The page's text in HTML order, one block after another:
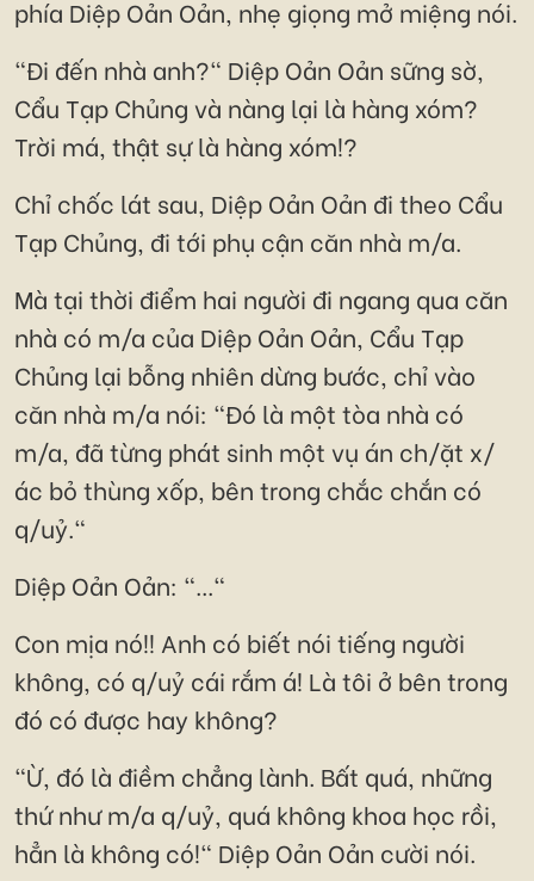
phía Diệp Oản Oản, nhẹ giọng mở miệng nói.
"Đi đến nhà anh?" Diệp Oản Oản sững sờ,
Cẩu Tạp Chủng và nàng lại là hàng xóm?
Trời má, thật sự là hàng xóm!?
Chỉ chốc lát sau, Diệp Oản Oản đi theo Cẩu
Tạp Chủng, đi tới phụ cận căn nhà m/a.
Mà tại thời điểm hai người đi ngang qua căn
nhà có m/a của Diệp Oản Oản, Cẩu Tạp
Chủng lại bỗng nhiên dừng bước, chỉ vào
căn nhà m/a nói: "Đó là một tòa nhà có
m/a, đã từng phát sinh một vụ án ch/ặt x/
ác bỏ thùng xốp, bên trong chắc chắn có
q/uỷ."
Diệp Oản Oản: "..."
Con mịa nó!! Anh có biết nói tiếng người
không, có q/uỷ cái rắm á! Là tôi ở bên trong
đó có được hay không?
"Ừ, đó là điềm chẳng lành. Bất quá, những
thứ như m/a q/uỷ, quá không khoa học rồi,
hẳn là không có!" Diệp Oản Oản cười nói.